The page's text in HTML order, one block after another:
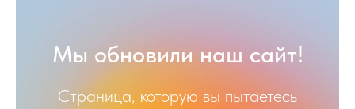
Мы обновили наш сайт!
Страница, которую вы пытаетесь